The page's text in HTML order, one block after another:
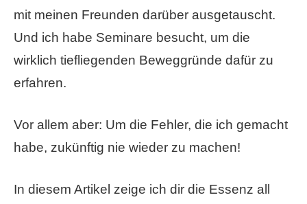
mit meinen Freunden darüber ausgetauscht.
Und ich habe Seminare besucht, um die
wirklich tiefliegenden Beweggründe dafür zu
erfahren.
Vor allem aber: Um die Fehler, die ich gemacht
habe, zukünftig nie wieder zu machen!
In diesem Artikel zeige ich dir die Essenz all